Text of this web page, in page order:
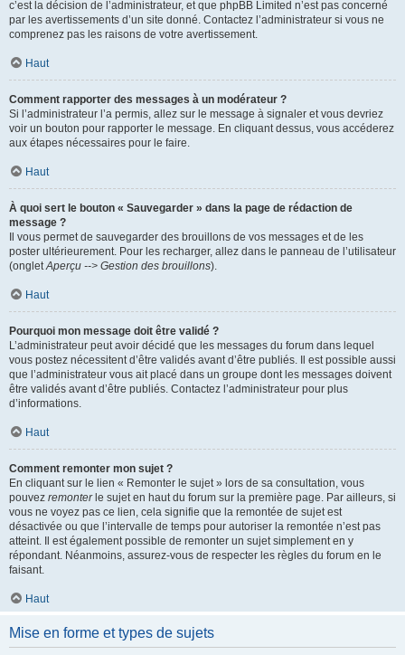
c’est la décision de l’administrateur, et que phpBB Limited n’est pas concerné
par les avertissements d’un site donné. Contactez l’administrateur si vous ne
comprenez pas les raisons de votre avertissement.
Haut
Comment rapporter des messages à un modérateur ?
Si l’administrateur l’a permis, allez sur le message à signaler et vous devriez
voir un bouton pour rapporter le message. En cliquant dessus, vous accéderez
aux étapes nécessaires pour le faire.
Haut
À quoi sert le bouton « Sauvegarder » dans la page de rédaction de
message ?
Il vous permet de sauvegarder des brouillons de vos messages et de les
poster ultérieurement. Pour les recharger, allez dans le panneau de l’utilisateur
(ongletAperçu --> Gestion des brouillons).
Haut
Pourquoi mon message doit être validé ?
L’administrateur peut avoir décidé que les messages du forum dans lequel
vous postez nécessitent d’être validés avant d’être publiés. Il est possible aussi
que l’administrateur vous ait placé dans un groupe dont les messages doivent
être validés avant d’être publiés. Contactez l’administrateur pour plus
d’informations.
Haut
Comment remonter mon sujet ?
En cliquant sur le lien « Remonter le sujet » lors de sa consultation, vous
pouvez remonterle sujet en haut du forum sur la première page. Par ailleurs, si
vous ne voyez pas ce lien, cela signifie que la remontée de sujet est
désactivée ou que l’intervalle de temps pour autoriser la remontée n’est pas
atteint. Il est également possible de remonter un sujet simplement en y
répondant. Néanmoins, assurez-vous de respecter les règles du forum en le
faisant.
Haut
Mise en forme et types de sujets